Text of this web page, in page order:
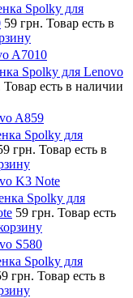
Spolky для
59 грн. Товар есть в
A7010
Spolky для Lenovo
Товар есть в наличии
A859
Spolky для
грн. Товар есть в
K3 Note
Spolky для
59 грн. Товар есть
S580
Spolky для
грн. Товар есть в